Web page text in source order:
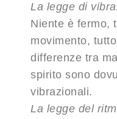
La legge di
Niente è fermo,
movimento,
differenze tra
spirito sono
vibrazionali.
La legge del